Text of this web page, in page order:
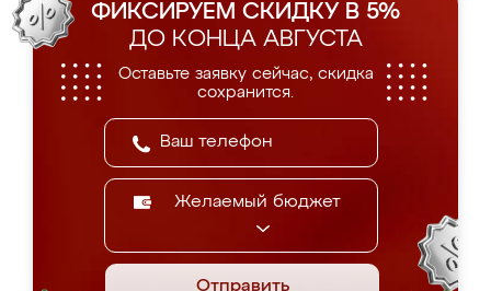
ФИКСИРУЕМ СКИДКУ В 5%
ДО КОНЦА АВГУСТА
Оставьте заявку сейчас, скидка
сохранится.
Желаемый бюджет
Отправить